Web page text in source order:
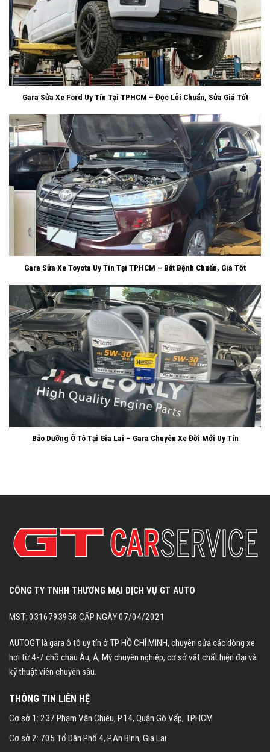
Gara Sửa Xe Ford Uy Tín Tại TPHCM – Đọc Lỗi Chuẩn, Sửa Giá Tốt
Gara Sửa Xe Toyota Uy Tín Tại TPHCM – Bắt Bệnh Chuẩn, Giá Tốt
Bảo Dưỡng Ô Tô Tại Gia Lai – Gara Chuyên Xe Đời Mới Uy Tín
CÔNG TY TNHH THƯƠNG MẠI DỊCH VỤ GT AUTO
MST: 0316793958 CẤP NGÀY 07/04/2021
AUTOGT là gara ô tô uy tín ở TP HỒ CHÍ MINH, chuyên sửa các dòng xe
hơi từ 4-7 chỗ châu Âu, Á, Mỹ chuyên nghiệp, cơ sở vât chất hiện đại và
kỹ thuật viên chuyên sâu.
THÔNG TIN LIÊN HỆ
Cơ sở 1: 237 Phạm Văn Chiêu, P.14, Quận Gò Vấp, TPHCM
Cơ sở 2: 705 Tổ Dân Phố 4, P.An Bình, Gia Lai